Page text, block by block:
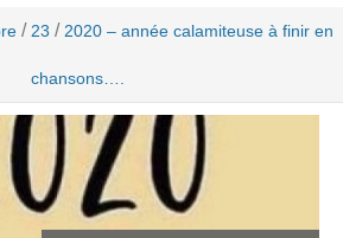
/ 23 / 2020 – année calamiteuse à finir en
chansons….